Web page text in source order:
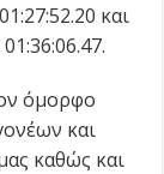
και
όμορφο
και
καθώς και